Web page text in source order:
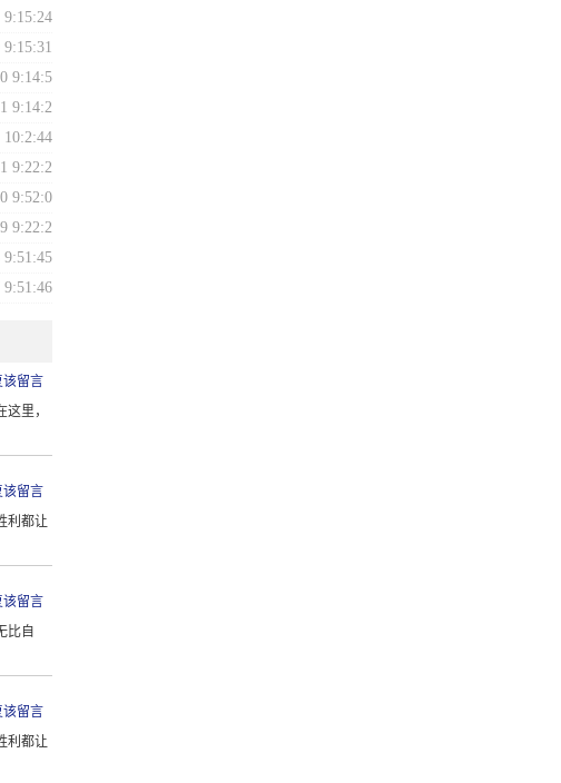
9:15:24
9:14:5
9:14:2
10:2:44
9:22:2
9:52:0
9:22:2
9:51:45
9:51:46
该留言
里，
该留言
利都让
该留言
比自
该留言
利都让